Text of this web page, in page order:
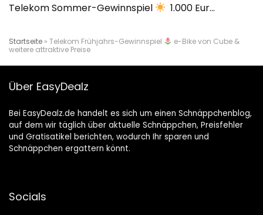
Telekom Sommer-Gewinnspiel 1.000 Eur...
Startseite » Telekom Frühjahrs-Gewinnspiel
e-Bike von Cube &
weitere attraktive Preise
Über EasyDealz
Bei EasyDealz.de handelt es sich um einen Schnäppchenblog,
auf dem wir täglich über aktuelle Schnäppchen, Preisfehler
und Gratisatikel berichten, wodurch Ihr sparen und
Schnäppchen ergattern könnt.
Socials